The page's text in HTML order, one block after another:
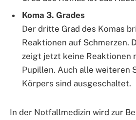
Koma 3. Grades
Der dritte Grad des Komas
Reaktionen auf Schmerzen.
zeigt jetzt keine Reaktionen
Pupillen. Auch alle weiteren
Körpers sind ausgeschaltet.
In der Notfallmedizin wird zur